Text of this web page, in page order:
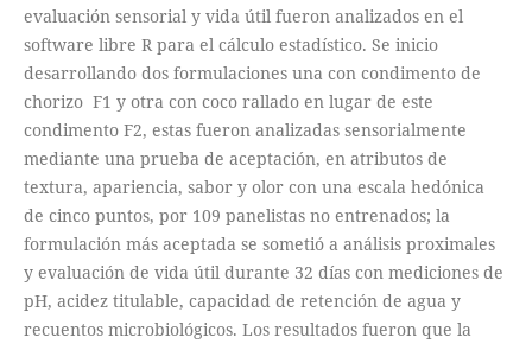
evaluación sensorial y vida útil fueron analizados en el
software libre R para el cálculo estadístico. Se inicio
desarrollando dos formulaciones una con condimento de
chorizo F1 y otra con coco rallado en lugar de este
condimento F2, estas fueron analizadas sensorialmente
mediante una prueba de aceptación, en atributos de
textura, apariencia, sabor y olor con una escala hedónica
de cinco puntos, por 109 panelistas no entrenados; la
formulación más aceptada se sometió a análisis proximales
y evaluación de vida útil durante 32 días con mediciones de
pH, acidez titulable, capacidad de retención de agua y
recuentos microbiológicos. Los resultados fueron que la